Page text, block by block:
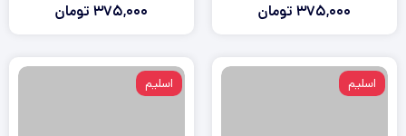
375,000 تومان 375,000 تومان
اسلیم اسلیم